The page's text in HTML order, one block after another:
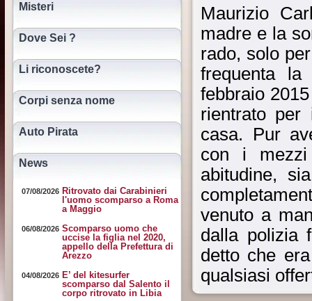
Misteri
Dove Sei ?
Li riconoscete?
Corpi senza nome
Auto Pirata
News
07/08/2026 Ritrovato dai Carabinieri
l'uomo scomparso a Roma
a Maggio
06/08/2026 Scomparso uomo che
uccise la figlia nel 2020,
appello della Prefettura di
Arezzo
04/08/2026 E’ del kitesurfer
scomparso dal Salento il
corpo ritrovato in Libia
Maurizio
madre e la
rado, solo
frequenta
febbraio
rientrato
casa. Pur
con i
abitudine,
venuto a
dalla polizia
detto che
qualsiasi